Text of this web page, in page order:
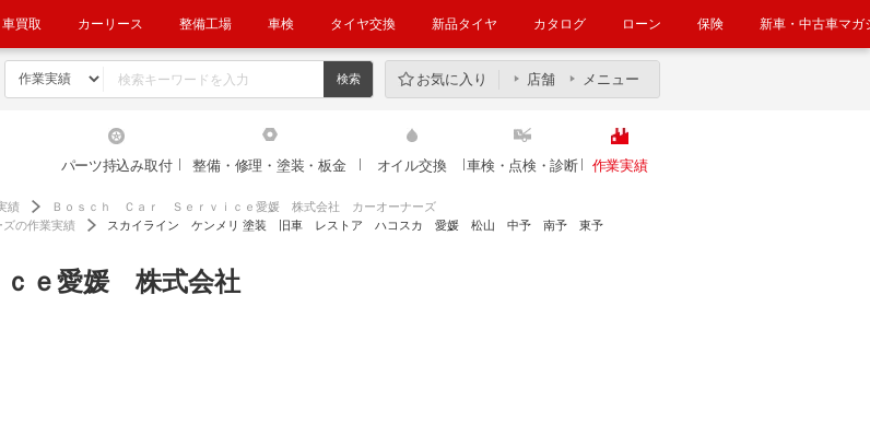
車買取 カーリース 整備工場 車検 タイヤ交換 新品タイヤ カタログ ローン 保険 新車・中古車マガ
お気に入り 店舗 メニュー
パーツ持込み取付 整備・修理・塗装・板金 オイル交換 車検・点検・診断 作業実績
績
Ｂｏｓｃｈ Ｃａｒ Ｓｅｒｖｉｃｅ愛媛 株式会社 カーオーナーズ
の作業実績
スカイライン ケンメリ 塗装 旧車 レストア ハコスカ 愛媛 松山 中予 南予 東予
ｃｅ愛媛 株式会社